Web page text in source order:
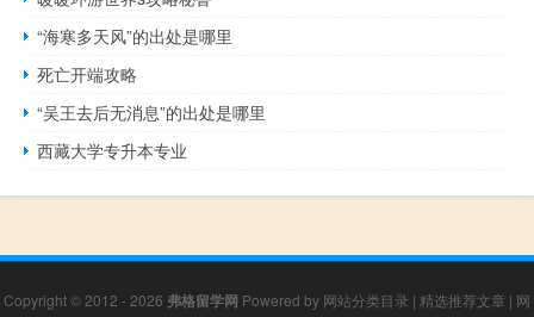
“海寒多天风”的出处是哪里
死亡开端攻略
“吴王去后无消息”的出处是哪里
西藏大学专升本专业
Copyright © 2012 - 2026 弗格留学网 Powered by 网站分类目录 | 精选推荐文章 | 网